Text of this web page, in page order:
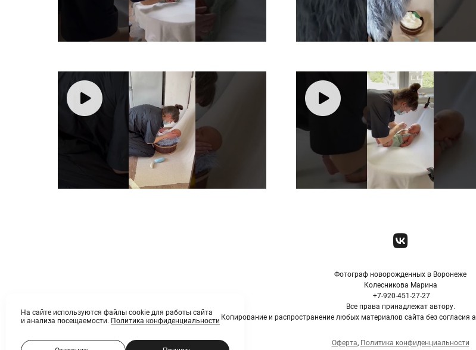
Фотограф новорожденных в Воронеже
Колесникова Марина
+7-920-451-27-27
Все права принадлежат автору.
Копирование и распространение любых материалов сайта без согласия
Оферта, Политика конфиденциальности
На сайте используются файлы cookie для работы сайта
и анализа посещаемости. Политика конфиденциальности